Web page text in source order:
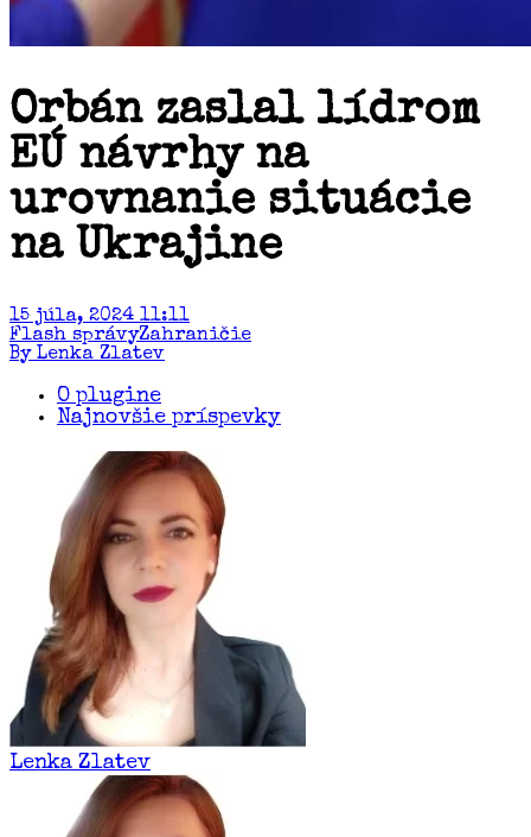
Orbán zaslal lídrom
EÚ návrhy na
urovnanie situácie
na Ukrajine
15 júla, 2024 11:11
Flash správyZahraničie
By Lenka Zlatev
O plugine
Najnovšie príspevky
Lenka Zlatev